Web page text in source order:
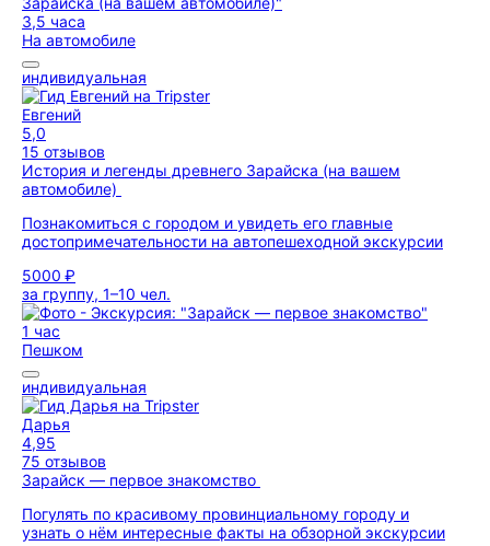
3,5 часа
На автомобиле
индивидуальная
Евгений
5,0
15 отзывов
История и легенды древнего Зарайска (на вашем
автомобиле)
Познакомиться с городом и увидеть его главные
достопримечательности на автопешеходной экскурсии
5000 ₽
за группу, 1–10 чел.
1 час
Пешком
индивидуальная
Дарья
4,95
75 отзывов
Зарайск — первое знакомство
Погулять по красивому провинциальному городу и
узнать о нём интересные факты на обзорной экскурсии